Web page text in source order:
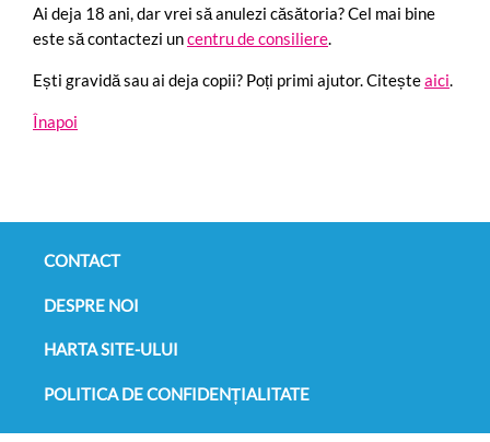
Ai deja 18 ani, dar vrei să anulezi căsătoria? Cel mai bine
este să contactezi uncentru de consiliere.
Ești gravidă sau ai deja copii? Poți primi ajutor. Citeșteaici.
Înapoi
CONTACT
DESPRE NOI
HARTA SITE-ULUI
POLITICA DE CONFIDENȚIALITATE